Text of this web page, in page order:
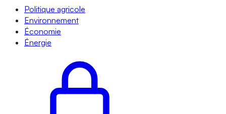
Politique agricole
Environnement
Économie
Énergie